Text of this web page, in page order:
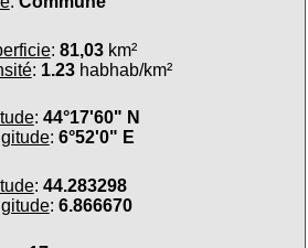
: 81,03km²
: 1.23habhab/km²
: 44°17'60" N
: 6°52'0" E
: 44.283298
: 6.866670